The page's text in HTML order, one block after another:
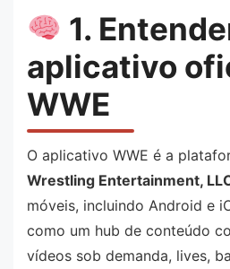
1.
aplicativo
WWE
O aplicativo WWE é a
Wrestling Entertainment,
móveis, incluindo Android e
como um hub de conteúdo
vídeos sob demanda, lives,